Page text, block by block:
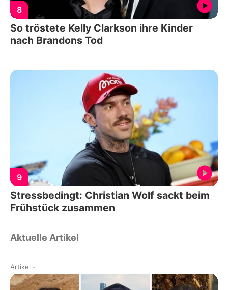
8
So tröstete Kelly Clarkson ihre Kinder
nach Brandons Tod
9
Stressbedingt: Christian Wolf sackt beim
Frühstück zusammen
Aktuelle Artikel
Artikel -